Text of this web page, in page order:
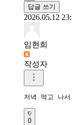
답글 쓰기
2026.05.12
임현희
작성자
저녁 먹고 나
0